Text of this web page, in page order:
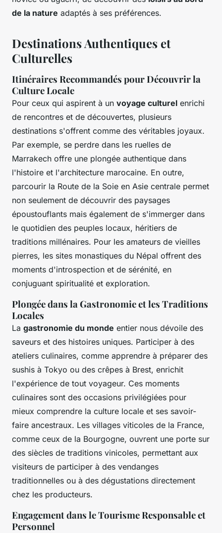
de la nature adaptés à ses préférences.
Destinations Authentiques et
Culturelles
Itinéraires Recommandés pour Découvrir la
Culture Locale
Pour ceux qui aspirent à un voyage culturel enrichi
de rencontres et de découvertes, plusieurs
destinations s'offrent comme des véritables joyaux.
Par exemple, se perdre dans les ruelles de
Marrakech offre une plongée authentique dans
l'histoire et l'architecture marocaine. En outre,
parcourir la Route de la Soie en Asie centrale permet
non seulement de découvrir des paysages
époustouflants mais également de s'immerger dans
le quotidien des peuples locaux, héritiers de
traditions millénaires. Pour les amateurs de vieilles
pierres, les sites monastiques du Népal offrent des
moments d'introspection et de sérénité, en
conjuguant spiritualité et exploration.
Plongée dans la Gastronomie et les Traditions
Locales
La gastronomie du monde entier nous dévoile des
saveurs et des histoires uniques. Participer à des
ateliers culinaires, comme apprendre à préparer des
sushis à Tokyo ou des crêpes à Brest, enrichit
l'expérience de tout voyageur. Ces moments
culinaires sont des occasions privilégiées pour
mieux comprendre la culture locale et ses savoir-
faire ancestraux. Les villages viticoles de la France,
comme ceux de la Bourgogne, ouvrent une porte sur
des siècles de traditions vinicoles, permettant aux
visiteurs de participer à des vendanges
traditionnelles ou à des dégustations directement
chez les producteurs.
Engagement dans le Tourisme Responsable et
Personnel